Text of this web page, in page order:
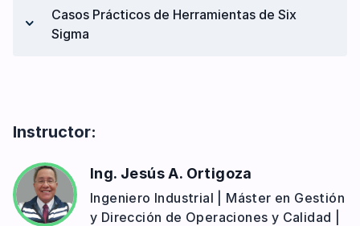
SPC: Gráficas de Control para Atributos
Run - Chart
Casos Prácticos de Herramientas de Six
Sigma
Capacidad de proceso SixPack para
Pruebas de Hipótesis
1 Sample T
Instructor:
Ing. Jesús A. Ortigoza
Ingeniero Industrial | Máster en Gestión
y Dirección de Operaciones y Calidad |